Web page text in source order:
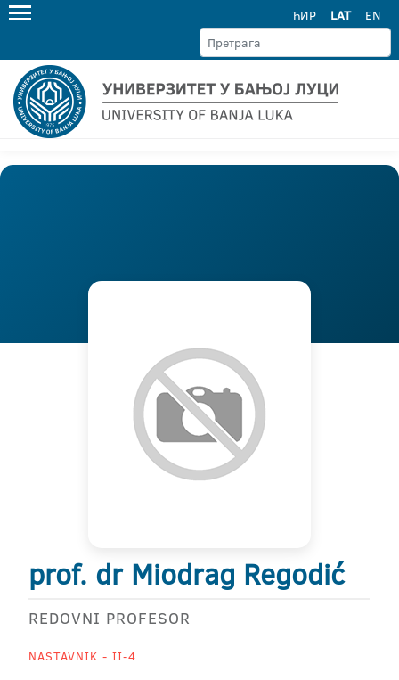
ЋИР LAT EN
prof. dr Miodrag Regodić
REDOVNI PROFESOR
NASTAVNIK - II-4